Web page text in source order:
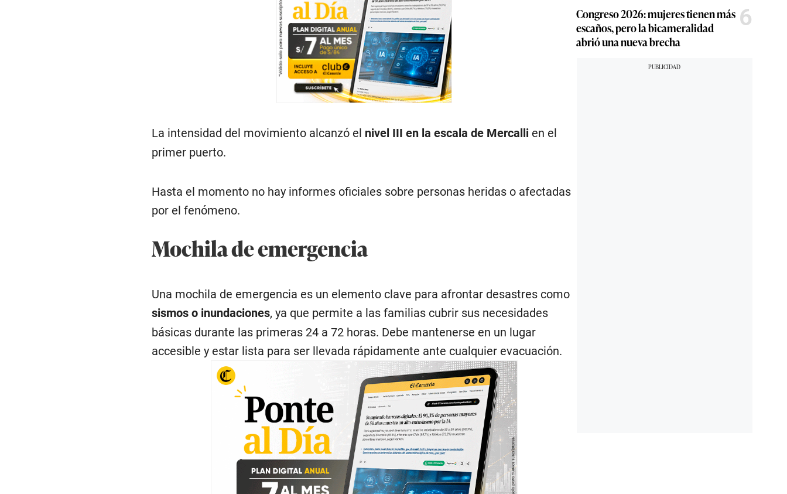
La intensidad del movimiento alcanzó el nivel III en la escala de Mercallien el
primer puerto.
Hasta el momento no hay informes oficiales sobre personas heridas o afectadas
por el fenómeno.
Mochila de emergencia
Una mochila de emergencia es un elemento clave para afrontar desastres como
sismos o inundaciones, ya que permite a las familias cubrir sus necesidades
básicas durante las primeras 24 a 72 horas. Debe mantenerse en un lugar
accesible y estar lista para ser llevada rápidamente ante cualquier evacuación.
Congreso 2026: mujeres tienen más
escaños, pero la bicameralidad
abrió una nueva brecha
6